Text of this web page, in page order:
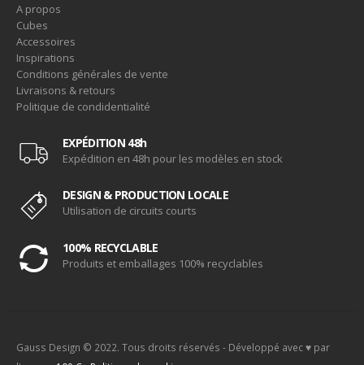
A propos
Cubes
Accessoires
Inspirations
Conditions générales de vente
Livraisons & retours
Politique de condidentialité
EXPÉDITION 48h
Expédition en 48h pour les modèles en stock
DESIGN & PRODUCTION LOCALE
Utilisation de circuits courts
100% RECYCLABLE
Produits et emballages 100% recyclables
Gauss Design © 2022. Tous droits réservés - Développé avec ♥ par